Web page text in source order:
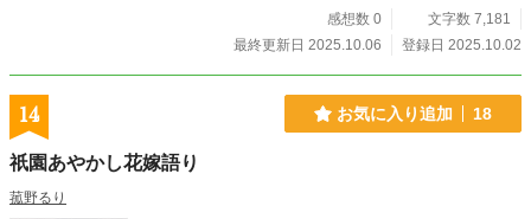
感想数 0
文字数 7,181
最終更新日 2025.10.06
登録日 2025.10.02
14 お気に入り追加 18
祇園あやかし花嫁語り
菰野るり